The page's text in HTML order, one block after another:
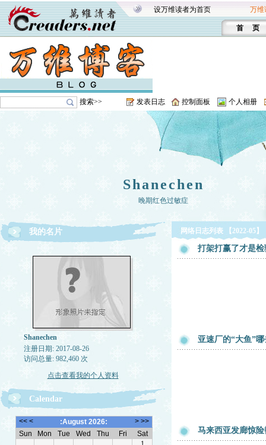
设万维读者为首页 万维
首 页
搜索>> 发表日志 控制面板 个人相册
Shanechen
晚期红色过敏症
我的名片
Shanechen
注册日期: 2017-08-26
访问总量: 982,460 次
点击查看我的个人资料
Calendar
网络日志列表 【2022-05】
打架打赢了才是
亚速厂的“大鱼”
马来西亚发廊惊险